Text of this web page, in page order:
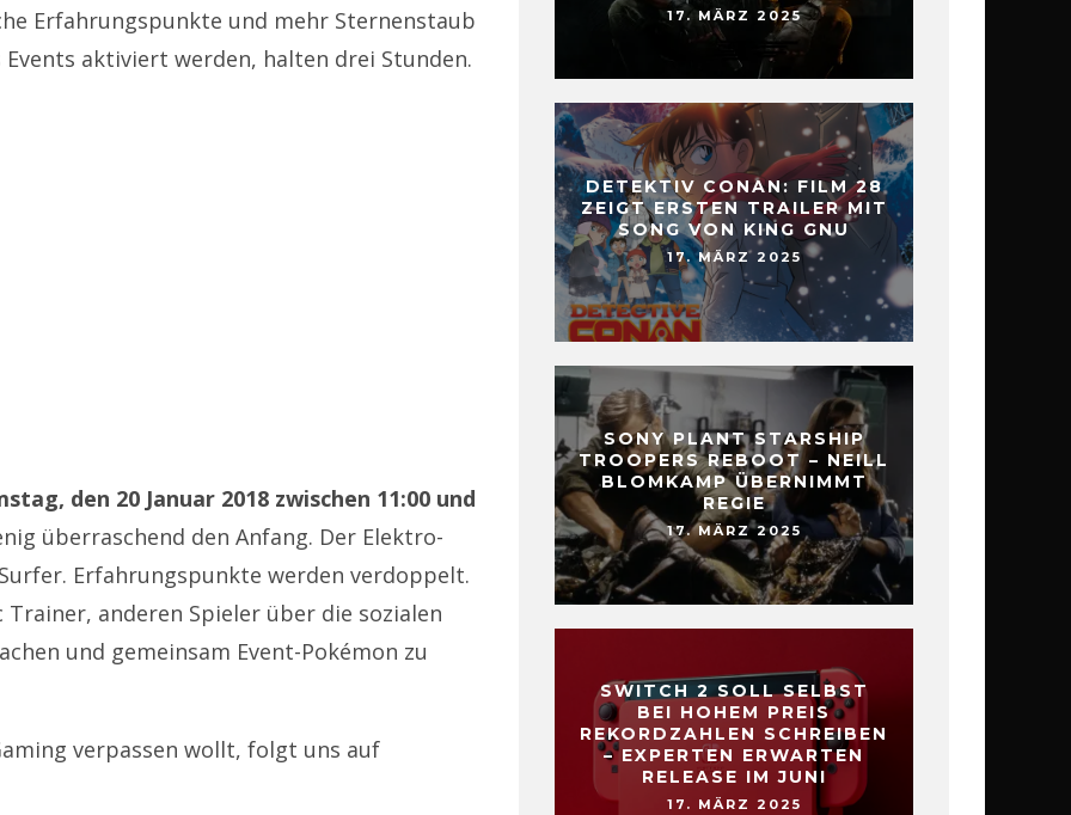
Erfahrungspunkte und mehr Sternenstaub
aktiviert werden, halten drei Stunden.
den 20 Januar 2018 zwischen 11:00 und
überraschend den Anfang. Der Elektro-
Erfahrungspunkte werden verdoppelt.
anderen Spieler über die sozialen
und gemeinsam Event-Pokémon zu
verpassen wollt, folgt uns auf
17. MÄRZ 2025
DETEKTIV CONAN: FILM 28
ZEIGT ERSTEN TRAILER MIT
SONG VON KING GNU
17. MÄRZ 2025
SONY PLANT STARSHIP
TROOPERS REBOOT – NEILL
BLOMKAMP ÜBERNIMMT
REGIE
17. MÄRZ 2025
SWITCH 2 SOLL SELBST
BEI HOHEM PREIS
REKORDZAHLEN SCHREIBEN
– EXPERTEN ERWARTEN
RELEASE IM JUNI
17. MÄRZ 2025